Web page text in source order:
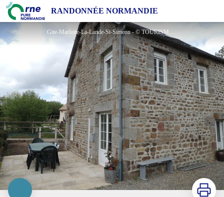
RANDONNÉE NORMANDIE
Gite Marlotte
Gite-Marlotte-La-Lande-St-Simeon - © TOURISME 61
Imprimer